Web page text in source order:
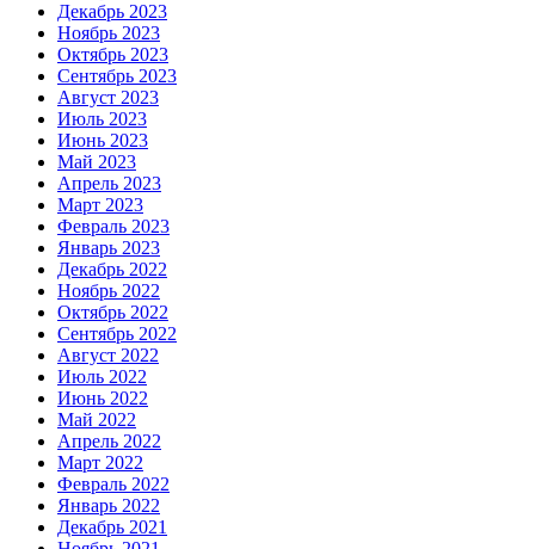
Декабрь 2023
Ноябрь 2023
Октябрь 2023
Сентябрь 2023
Август 2023
Июль 2023
Июнь 2023
Май 2023
Апрель 2023
Март 2023
Февраль 2023
Январь 2023
Декабрь 2022
Ноябрь 2022
Октябрь 2022
Сентябрь 2022
Август 2022
Июль 2022
Июнь 2022
Май 2022
Апрель 2022
Март 2022
Февраль 2022
Январь 2022
Декабрь 2021